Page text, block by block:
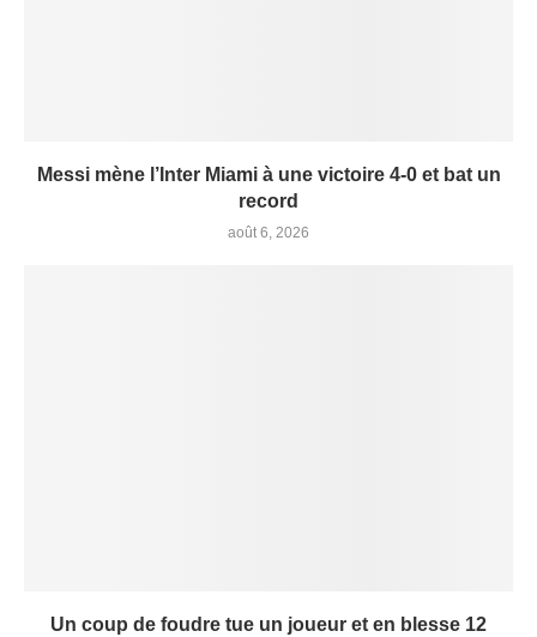
Messi mène l’Inter Miami à une victoire 4-0 et bat un
record
août 6, 2026
Un coup de foudre tue un joueur et en blesse 12